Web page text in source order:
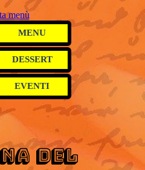
DEL
menù
MENU
DESSERT
EVENTI